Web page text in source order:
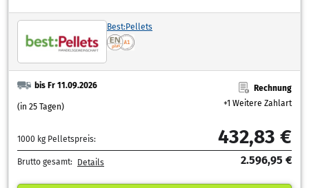
Best:Pellets
bis Fr 11.09.2026
(in 25 Tagen)
Rechnung
+1 Weitere Zahlart
1000 kg Pelletspreis: 432,83 €
Brutto gesamt: Details 2.596,95 €